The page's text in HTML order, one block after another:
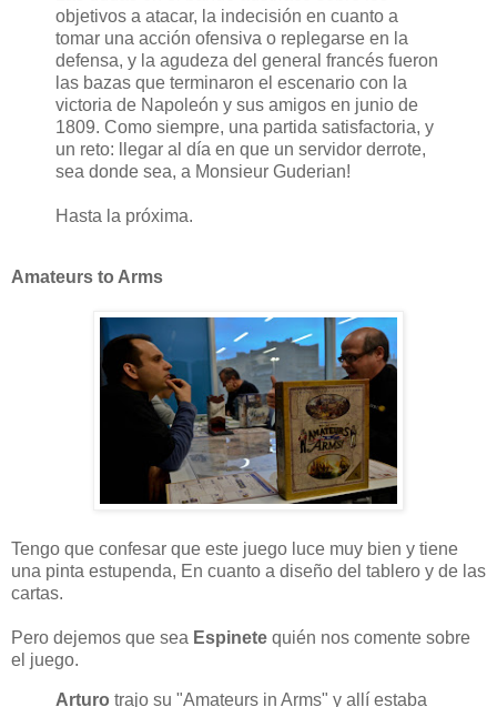
objetivos a atacar, la indecisión en cuanto a
tomar una acción ofensiva o replegarse en la
defensa, y la agudeza del general francés fueron
las bazas que terminaron el escenario con la
victoria de Napoleón y sus amigos en junio de
1809. Como siempre, una partida satisfactoria, y
un reto: llegar al día en que un servidor derrote,
sea donde sea, a Monsieur Guderian!
Hasta la próxima.
Amateurs to Arms
Tengo que confesar que este juego luce muy bien y tiene
una pinta estupenda, En cuanto a diseño del tablero y de las
cartas.
Pero dejemos que sea Espinete quién nos comente sobre
el juego.
Arturo trajo su "Amateurs in Arms" y allí estaba